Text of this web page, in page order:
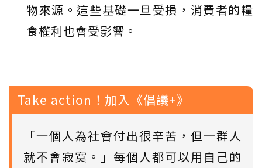
物來源。這些基礎一旦受損，消費者的糧
食權利也會受影響。
Take action！加入《倡議+》
「一個人為社會付出很辛苦，但一群人
就不會寂寞。」每個人都可以用自己的